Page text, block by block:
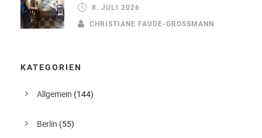
8. JULI 2026
CHRISTIANE FAUDE-GROSSMANN
KATEGORIEN
Allgemein (144)
Berlin (55)